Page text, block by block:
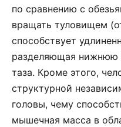
по сравнению с
вращать туловищем
способствует
разделяющая нижнюю
таза. Кроме этого,
структурной
головы, чему
мышечная масса в